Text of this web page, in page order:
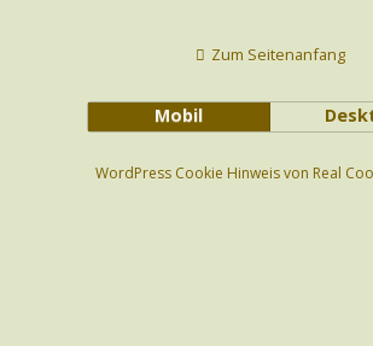
Zum Seitenanfang
Mobil
WordPress Cookie Hinweis von Real